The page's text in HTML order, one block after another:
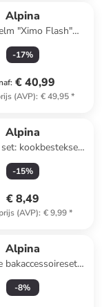
Alpina
"Ximo Flash"
meerkleurig
-17%
: € 40,99
(AVP): € 49,95*
Alpina
kookbestekset
- (H)30 cm
-15%
€ 8,49
(AVP): € 9,99*
Alpina
bakaccessoireset
-8%